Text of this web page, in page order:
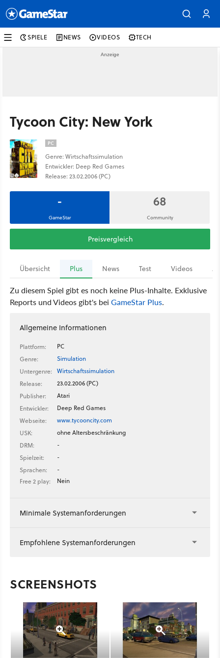
SPIELE NEWS VIDEOS TECH
Tycoon City: New York
PC
Genre: Wirtschaftssimulation
Entwickler: Deep Red Games
Release: 23.02.2006 (PC)
-
GameStar
68
Community
Preisvergleich
Übersicht Plus News Test Videos
Zu diesem Spiel gibt es noch keine Plus-Inhalte. Exklusive
Reports und Videos gibt's bei GameStar Plus.
Allgemeine Informationen
Plattform:
PC
Genre:
Simulation
Untergenre:
Wirtschaftssimulation
Release:
23.02.2006 (PC)
Publisher:
Atari
Entwickler:
Deep Red Games
Webseite:
www.tycooncity.com
USK:
ohne Altersbeschränkung
DRM:
-
Spielzeit:
-
Sprachen:
-
Free 2 play:
Nein
Minimale Systemanforderungen
Empfohlene Systemanforderungen
SCREENSHOTS